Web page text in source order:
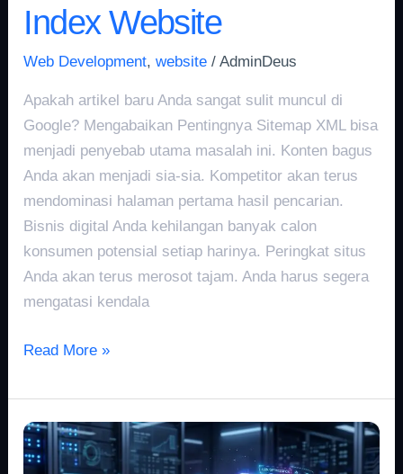
Index Website
Web Development,website /AdminDeus
Apakah artikel baru Anda sangat sulit muncul di
Google? Mengabaikan Pentingnya Sitemap XML bisa
menjadi penyebab utama masalah ini. Konten bagus
Anda akan menjadi sia-sia. Kompetitor akan terus
mendominasi halaman pertama hasil pencarian.
Bisnis digital Anda kehilangan banyak calon
konsumen potensial setiap harinya. Peringkat situs
Anda akan terus merosot tajam. Anda harus segera
mengatasi kendala
Read More »
Optimasi
Core